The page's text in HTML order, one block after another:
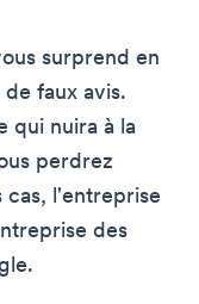
surprend en
faux avis.
qui nuira à la
perdrez
cas, l'entreprise
des